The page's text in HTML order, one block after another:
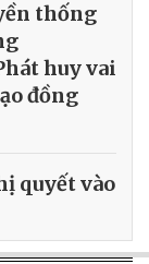
thống
huy vai
đồng
quyết vào